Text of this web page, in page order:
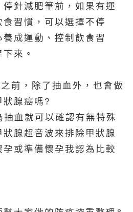
針減肥筆前，如果有運
習慣，可以選擇不停
成運動、控制飲食習
來。
前，除了抽血外，也會做
狀腺癌嗎?
血就可以確認有無特殊
腺超音波來排除甲狀腺
或準備懷孕我認為比較